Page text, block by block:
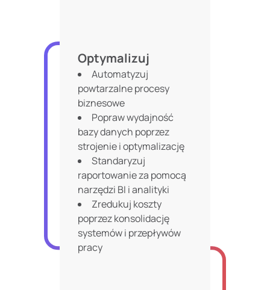
Optymalizuj
Automatyzuj
powtarzalne procesy
biznesowe
Popraw wydajność
bazy danych poprzez
strojenie i optymalizację
Standaryzuj
raportowanie za pomocą
narzędzi BI i analityki
Zredukuj koszty
poprzez konsolidację
systemów i przepływów
pracy